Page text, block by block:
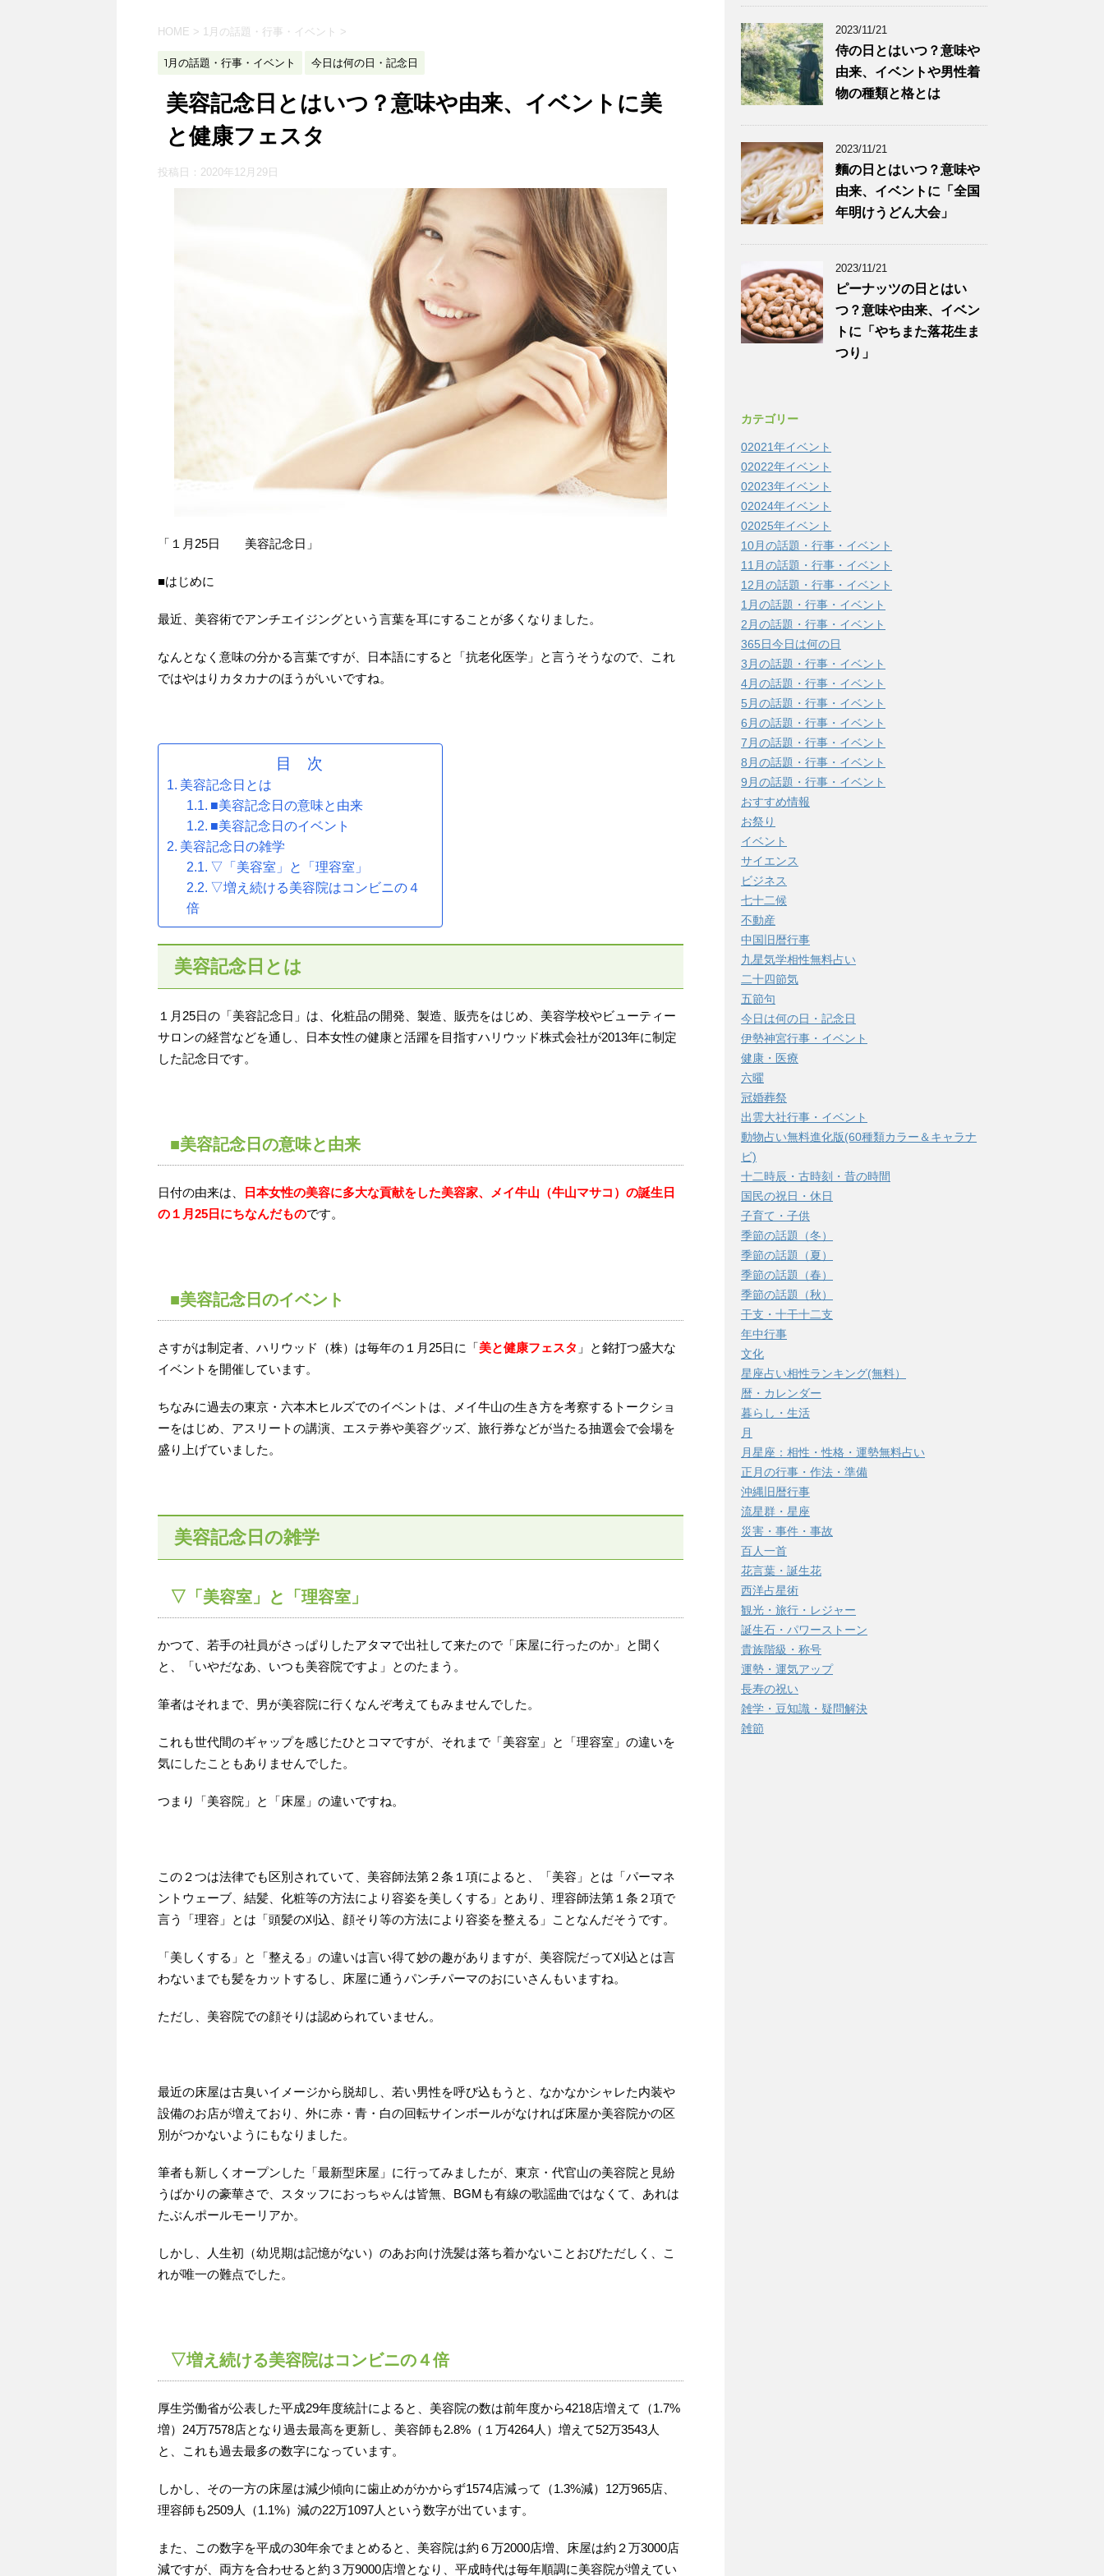
HOME > 1月の話題・行事・イベント >
1月の話題・行事・イベント 今日は何の日・記念日
美容記念日とはいつ？意味や由来、イベントに美
と健康フェスタ
投稿日： 2020年12月29日
「１月25日 美容記念日」
■はじめに
最近、美容術でアンチエイジングという言葉を耳にすることが多くなりました。
なんとなく意味の分かる言葉ですが、日本語にすると「抗老化医学」と言うそうなので、これ
ではやはりカタカナのほうがいいですね。
目 次
美容記念日とは
■美容記念日の意味と由来
■美容記念日のイベント
美容記念日の雑学
▽「美容室」と「理容室」
▽増え続ける美容院はコンビニの４
倍
美容記念日とは
１月25日の「美容記念日」は、化粧品の開発、製造、販売をはじめ、美容学校やビューティー
サロンの経営などを通し、日本女性の健康と活躍を目指すハリウッド株式会社が2013年に制定
した記念日です。
■美容記念日の意味と由来
日付の由来は、
日本女性の美容に多大な貢献をした美容家、メイ牛山（牛山マサコ）の誕生日
の１月25日にちなんだものです。
■美容記念日のイベント
さすがは制定者、ハリウッド（株）は毎年の１月25日に「美と健康フェスタ 」と銘打つ盛大な
イベントを開催しています。
ちなみに過去の東京・六本木ヒルズでのイベントは、メイ牛山の生き方を考察するトークショ
ーをはじめ、アスリートの講演、エステ券や美容グッズ、旅行券などが当たる抽選会で会場を
盛り上げていました。
美容記念日の雑学
▽「美容室」と「理容室」
かつて、若手の社員がさっぱりしたアタマで出社して来たので「床屋に行ったのか」と聞く
と、「いやだなあ、いつも美容院ですよ」とのたまう。
筆者はそれまで、男が美容院に行くなんぞ考えてもみませんでした。
これも世代間のギャップを感じたひとコマですが、それまで「美容室」と「理容室」の違いを
気にしたこともありませんでした。
つまり「美容院」と「床屋」の違いですね。
この２つは法律でも区別されていて、美容師法第２条１項によると、「美容」とは「パーマネ
ントウェーブ、結髪、化粧等の方法により容姿を美しくする」とあり、理容師法第１条２項で
言う「理容」とは「頭髪の刈込、顔そり等の方法により容姿を整える」ことなんだそうです。
「美しくする」と「整える」の違いは言い得て妙の趣がありますが、美容院だって刈込とは言
わないまでも髪をカットするし、床屋に通うパンチパーマのおにいさんもいますね。
ただし、美容院での顔そりは認められていません。
最近の床屋は古臭いイメージから脱却し、若い男性を呼び込もうと、なかなかシャレた内装や
設備のお店が増えており、外に赤・青・白の回転サインボールがなければ床屋か美容院かの区
別がつかないようにもなりました。
筆者も新しくオープンした「最新型床屋」に行ってみましたが、東京・代官山の美容院と見紛
うばかりの豪華さで、スタッフにおっちゃんは皆無、BGMも有線の歌謡曲ではなくて、あれは
たぶんポールモーリアか。
しかし、人生初（幼児期は記憶がない）のあお向け洗髪は落ち着かないことおびただしく、こ
れが唯一の難点でした。
▽増え続ける美容院はコンビニの４倍
厚生労働省が公表した平成29年度統計によると、美容院の数は前年度から4218店増えて（1.7%
増）24万7578店となり過去最高を更新し、美容師も2.8%（１万4264人）増えて52万3543人
と、これも過去最多の数字になっています。
しかし、その一方の床屋は減少傾向に歯止めがかからず1574店減って（1.3%減）12万965店、
理容師も2509人（1.1%）減の22万1097人という数字が出ています。
また、この数字を平成の30年余でまとめると、美容院は約６万2000店増、床屋は約２万3000店
減ですが、両方を合わせると約３万9000店増となり、平成時代は毎年順調に美容院が増えてい
2023/11/21
侍の日とはいつ？意味や
由来、イベントや男性着
物の種類と格とは
2023/11/21
麵の日とはいつ？意味や
由来、イベントに「全国
年明けうどん大会」
2023/11/21
ピーナッツの日とはい
つ？意味や由来、イベン
トに「やちまた落花生ま
つり」
カテゴリー
02021年イベント
02022年イベント
02023年イベント
02024年イベント
02025年イベント
10月の話題・行事・イベント
11月の話題・行事・イベント
12月の話題・行事・イベント
1月の話題・行事・イベント
2月の話題・行事・イベント
365日今日は何の日
3月の話題・行事・イベント
4月の話題・行事・イベント
5月の話題・行事・イベント
6月の話題・行事・イベント
7月の話題・行事・イベント
8月の話題・行事・イベント
9月の話題・行事・イベント
おすすめ情報
お祭り
イベント
サイエンス
ビジネス
七十二候
不動産
中国旧暦行事
九星気学相性無料占い
二十四節気
五節句
今日は何の日・記念日
伊勢神宮行事・イベント
健康・医療
六曜
冠婚葬祭
出雲大社行事・イベント
動物占い無料進化版(60種類カラー＆キャラナ
ビ)
十二時辰・古時刻・昔の時間
国民の祝日・休日
子育て・子供
季節の話題（冬）
季節の話題（夏）
季節の話題（春）
季節の話題（秋）
干支・十干十二支
年中行事
文化
星座占い相性ランキング(無料）
暦・カレンダー
暮らし・生活
月
月星座：相性・性格・運勢無料占い
正月の行事・作法・準備
沖縄旧暦行事
流星群・星座
災害・事件・事故
百人一首
花言葉・誕生花
西洋占星術
観光・旅行・レジャー
誕生石・パワーストーン
貴族階級・称号
運勢・運気アップ
長寿の祝い
雑学・豆知識・疑問解決
雑節